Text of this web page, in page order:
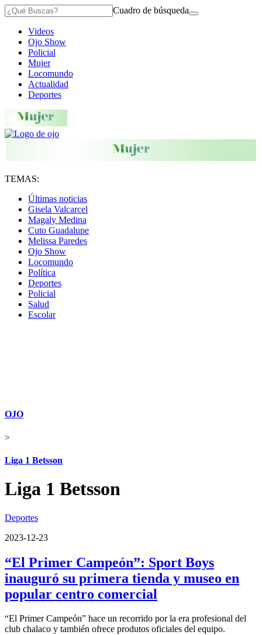
Cuadro de búsqueda
Videos
Ojo Show
Policial
Mujer
Locomundo
Actualidad
Deportes
TEMAS:
Últimas noticias
Gisela Valcarcel
Magaly Medina
Cuto Guadalupe
Melissa Paredes
Ojo Show
Locomundo
Política
Deportes
Policial
Salud
Escolar
OJO
>
Liga 1 Betsson
Liga 1 Betsson
Deportes
2023-12-23
“El Primer Campeón”: Sport Boys
inauguró su primera tienda y museo en
popular centro comercial
“El Primer Campeón” hace un recorrido por la era profesional del
club chalaco y también ofrece produtos oficiales del equipo.